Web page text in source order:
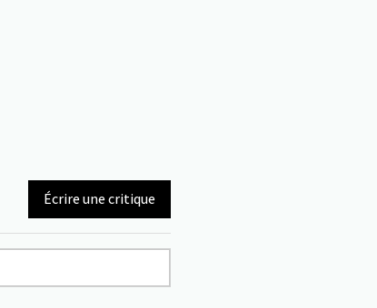
Écrire une critique